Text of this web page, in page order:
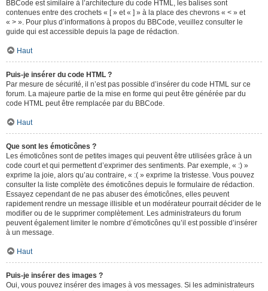
BBCode est similaire à l’architecture du code HTML, les balises sont
contenues entre des crochets « [ » et « ] » à la place des chevrons « < » et
« > ». Pour plus d’informations à propos du BBCode, veuillez consulter le
guide qui est accessible depuis la page de rédaction.
Haut
Puis-je insérer du code HTML ?
Par mesure de sécurité, il n’est pas possible d’insérer du code HTML sur ce
forum. La majeure partie de la mise en forme qui peut être générée par du
code HTML peut être remplacée par du BBCode.
Haut
Que sont les émoticônes ?
Les émoticônes sont de petites images qui peuvent être utilisées grâce à un
code court et qui permettent d’exprimer des sentiments. Par exemple, « :) »
exprime la joie, alors qu’au contraire, « :( » exprime la tristesse. Vous pouvez
consulter la liste complète des émoticônes depuis le formulaire de rédaction.
Essayez cependant de ne pas abuser des émoticônes, elles peuvent
rapidement rendre un message illisible et un modérateur pourrait décider de le
modifier ou de le supprimer complètement. Les administrateurs du forum
peuvent également limiter le nombre d’émoticônes qu’il est possible d’insérer
à un message.
Haut
Puis-je insérer des images ?
Oui, vous pouvez insérer des images à vos messages. Si les administrateurs